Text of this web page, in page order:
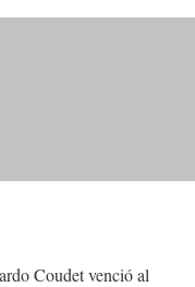
Coudet venció al